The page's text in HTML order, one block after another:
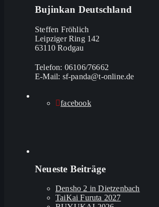
Bujinkan Deutschland
Steffen Fröhlich
Leipziger Ring 142
63110 Rodgau
Telefon: 06106/76662
E-Mail: sf-panda@t-online.de
facebook
Neueste Beiträge
Densho 2 in Dietzenbach
TaiKai Furuta 2027